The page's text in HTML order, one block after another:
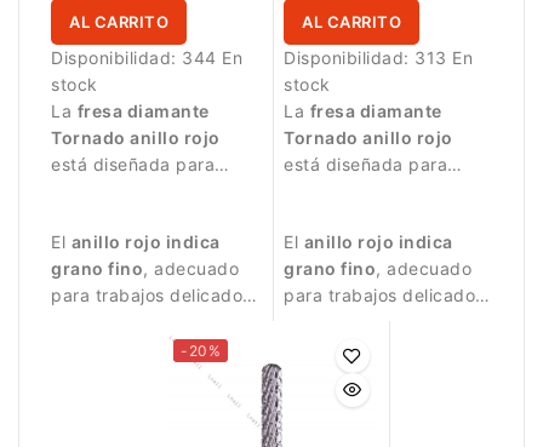
AL CARRITO
Disponibilidad: 344 En
stock
La fresa diamante
Tornado anillo rojo
está diseñada para
El anillo rojo indica
grano fino, adecuado
para trabajos delicados
AL CARRITO
Disponibilidad: 313 En
stock
La fresa diamante
Tornado anillo rojo
está diseñada para
El anillo rojo indica
grano fino, adecuado
para trabajos delicados
y controlados.
-20%